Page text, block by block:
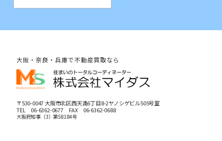
大阪・奈良・兵庫で不動産買取なら
〒530-0047 大阪市北区西天満6丁目8-2ヤノシゲビル505号室
TEL 06-6362-0677FAX 06-6362-0688
大阪府知事（3）第58184号